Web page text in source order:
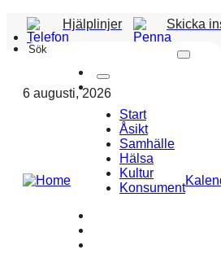
Hjälplinjer Skicka
Sök
6 augusti, 2026
Start
Åsikt
Samhälle
Hälsa
Kultur
Konsument